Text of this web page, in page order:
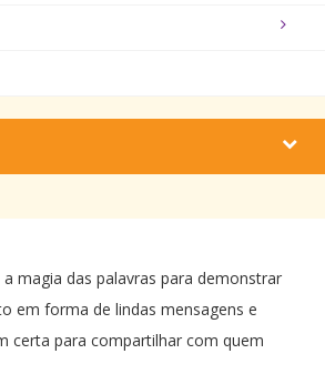
magia das palavras para demonstrar
em forma de lindas mensagens e
certa para compartilhar com quem